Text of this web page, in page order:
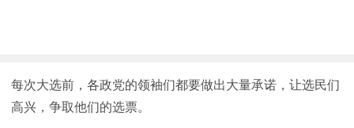
每次大选前，各政党的领袖们都要做出大量承诺，让选民们
高兴，争取他们的选票。